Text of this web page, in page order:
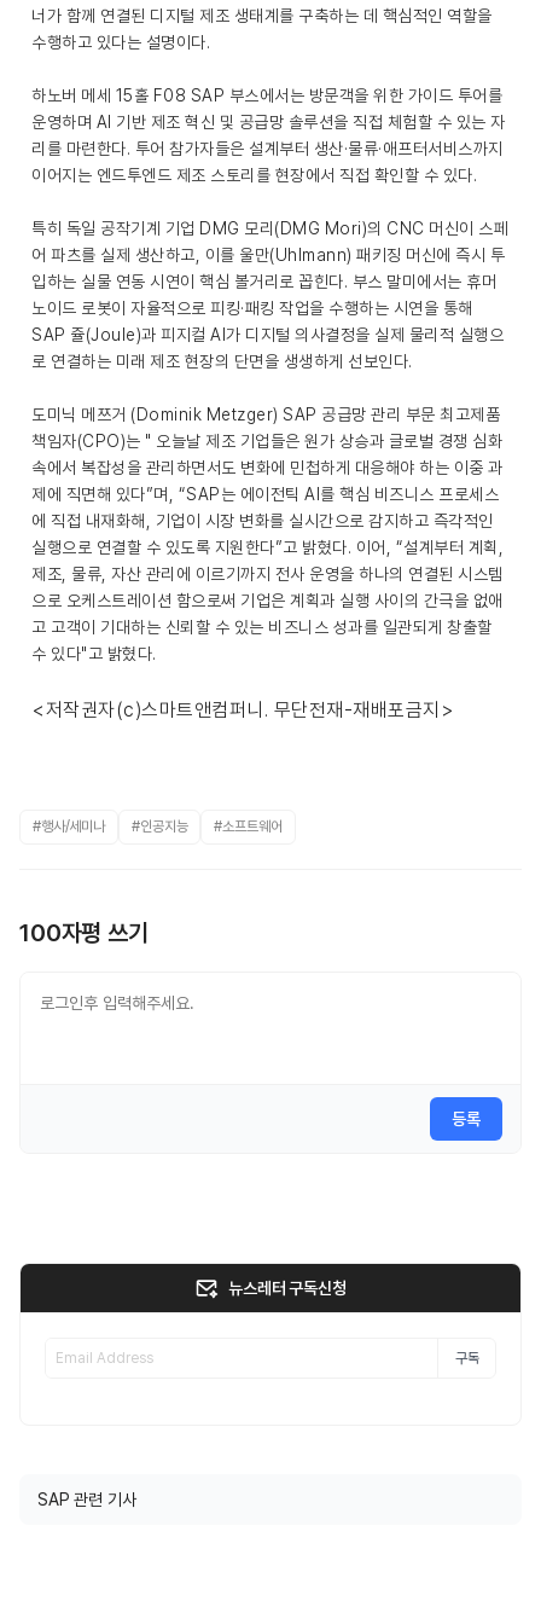
너가 함께 연결된 디지털 제조 생태계를 구축하는 데 핵심적인 역할을
수행하고 있다는 설명이다.
하노버 메세 15홀 F08 SAP 부스에서는 방문객을 위한 가이드 투어를
운영하며 AI 기반 제조 혁신 및 공급망 솔루션을 직접 체험할 수 있는 자
리를 마련한다. 투어 참가자들은 설계부터 생산·물류·애프터서비스까지
이어지는 엔드투엔드 제조 스토리를 현장에서 직접 확인할 수 있다.
특히 독일 공작기계 기업 DMG 모리(DMG Mori)의 CNC 머신이 스페
어 파츠를 실제 생산하고, 이를 울만(Uhlmann) 패키징 머신에 즉시 투
입하는 실물 연동 시연이 핵심 볼거리로 꼽힌다. 부스 말미에서는 휴머
노이드 로봇이 자율적으로 피킹·패킹 작업을 수행하는 시연을 통해
SAP 쥴(Joule)과 피지컬 AI가 디지털 의사결정을 실제 물리적 실행으
로 연결하는 미래 제조 현장의 단면을 생생하게 선보인다.
도미닉 메쯔거 (Dominik Metzger) SAP 공급망 관리 부문 최고제품
책임자(CPO)는 " 오늘날 제조 기업들은 원가 상승과 글로벌 경쟁 심화
속에서 복잡성을 관리하면서도 변화에 민첩하게 대응해야 하는 이중 과
제에 직면해 있다”며, “SAP는 에이전틱 AI를 핵심 비즈니스 프로세스
에 직접 내재화해, 기업이 시장 변화를 실시간으로 감지하고 즉각적인
실행으로 연결할 수 있도록 지원한다”고 밝혔다. 이어, “설계부터 계획,
제조, 물류, 자산 관리에 이르기까지 전사 운영을 하나의 연결된 시스템
으로 오케스트레이션 함으로써 기업은 계획과 실행 사이의 간극을 없애
고 고객이 기대하는 신뢰할 수 있는 비즈니스 성과를 일관되게 창출할
수 있다"고 밝혔다.
<저작권자(c)스마트앤컴퍼니. 무단전재-재배포금지>
#행사/세미나 #인공지능 #소프트웨어
100자평 쓰기
등록
뉴스레터 구독신청
구독
SAP 관련 기사